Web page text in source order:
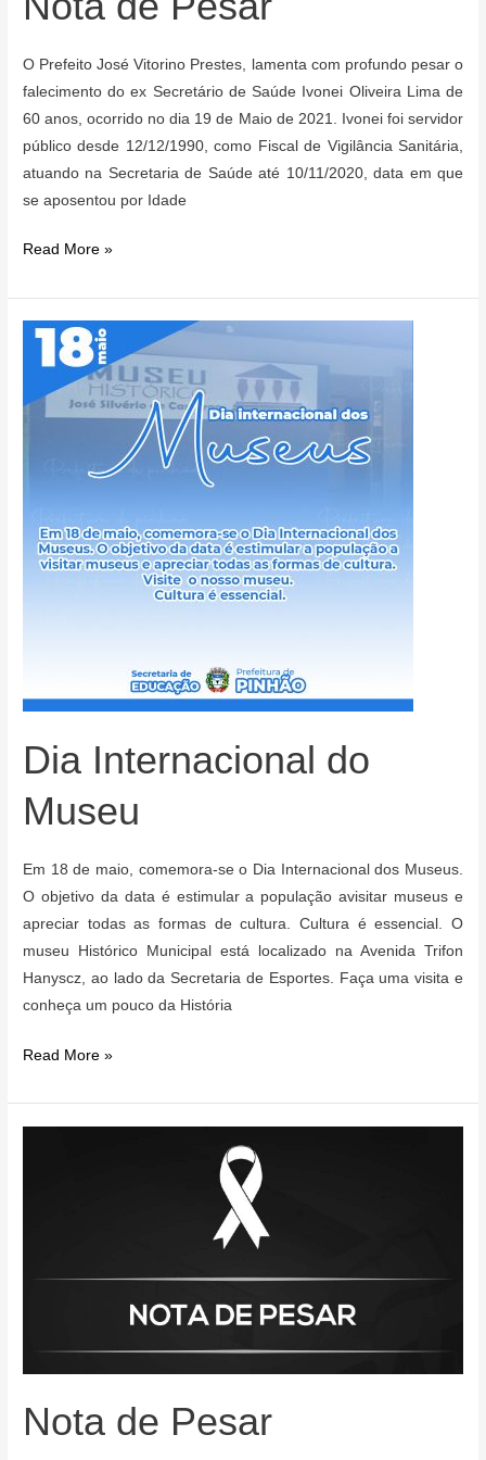
O Prefeito José Vitorino Prestes, lamenta com profundo pesar o
falecimento do ex Secretário de Saúde Ivonei Oliveira Lima de
60 anos, ocorrido no dia 19 de Maio de 2021. Ivonei foi servidor
público desde 12/12/1990, como Fiscal de Vigilância Sanitária,
atuando na Secretaria de Saúde até 10/11/2020, data em que
se aposentou por Idade
Nota
Pesar
Read More »
Dia Internacional do
Museu
Em 18 de maio, comemora-se o Dia Internacional dos Museus.
O objetivo da data é estimular a população avisitar museus e
apreciar todas as formas de cultura. Cultura é essencial. O
museu Histórico Municipal está localizado na Avenida Trifon
Hanyscz, ao lado da Secretaria de Esportes. Faça uma visita e
conheça um pouco da História
Dia
do
Read More »
Nota de Pesar